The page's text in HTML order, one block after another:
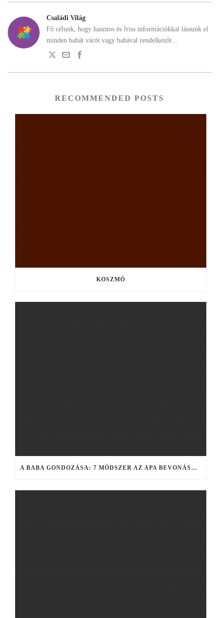
Családi Világ
Fő célunk, hogy hasznos és friss információkkal lássunk el
minden babát várót vagy babával rendelkezőt...
RECOMMENDED POSTS
KOSZMÓ
A BABA GONDOZÁSA: 7 MÓDSZER AZ APA BEVONÁSÁRA